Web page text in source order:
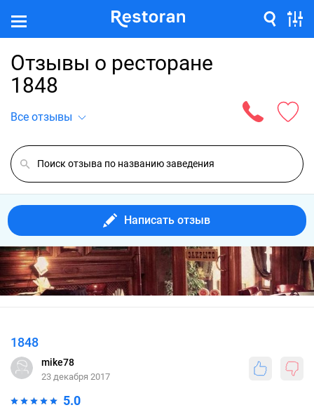
Отзывы о ресторане
1848
Все отзывы
Написать отзыв
1848
mike78
23 декабря 2017
5.0